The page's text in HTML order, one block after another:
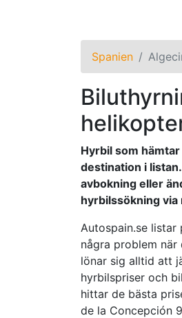
Spanien
Hyrbil som
destination i
avbokning eller
hyrbilssökning via
Autospain.se
några problem när
lönar sig alltid att
hyrbilspriser och
hittar de bästa
de la Concepción